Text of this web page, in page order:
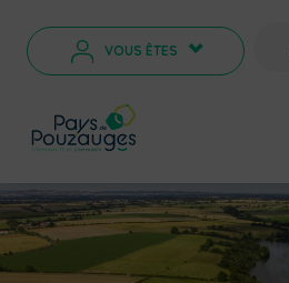
VOUS ÊTES >